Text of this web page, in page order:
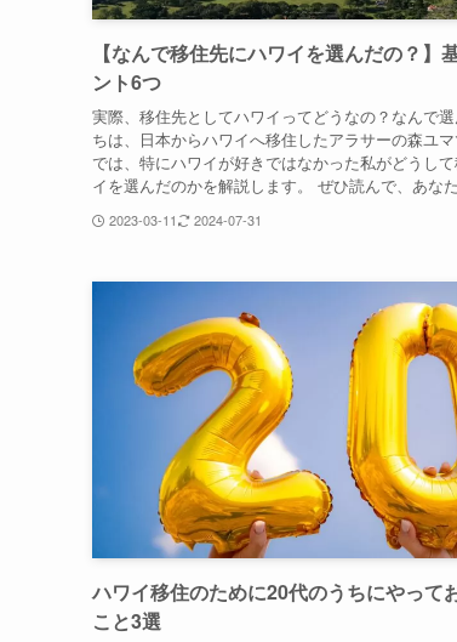
【なんで移住先にハワイを選んだの？】
ント6つ
実際、移住先としてハワイってどうなの？なんで
ちは、日本からハワイへ移住したアラサーの森ユ
では、特にハワイが好きではなかった私がどうし
イを選んだのかを解説します。 ぜひ読んで、あな
2023-03-11 2024-07-31
ハワイ移住のために20代のうちにやって
こと3選